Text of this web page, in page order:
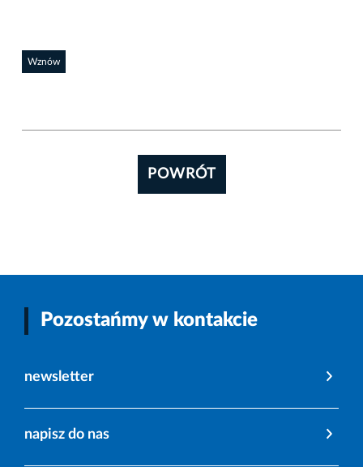
Wznów
POWRÓT
Pozostańmy w kontakcie
newsletter
napisz do nas